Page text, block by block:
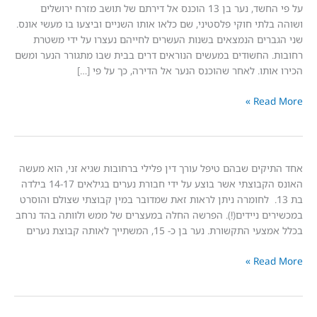
על פי החשד, נער בן 13 הוכנס אל דירתם של תושב מזרח ירושלים
חוקי פלסטיני, שם כלאו אותו השניים וביצעו בו מעשי אונס.
הנמצאים בשנות העשרים לחייהם נעצרו על ידי משטרת
החשודים במעשים הנוראים דרים בבית שבו מתגורר הנער ומשם
לאחר שהוכנס הנער אל הדירה, כך על פי […]
שבהם טיפל עורך דין פלילי ברחובות שגיא זני, הוא מעשה
האונס הקבוצתי אשר בוצע על ידי חבורת נערים בגילאים 14-17 בילדה
13. לחומרה ניתן לראות זאת שמדובר במין קבוצתי שצולם והוסרט
ניידים(!). הפרשה החלה במעצרים של ממש ולוותה בהד נרחב
נער בן כ- 15, המשתייך לאותה קבוצת נערים